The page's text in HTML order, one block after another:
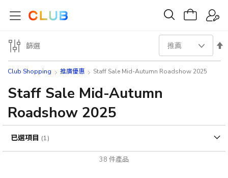
Club Shopping 推廣優惠 Staff Sale Mid-Autumn Roadshow 2025
Staff Sale Mid-Autumn
Roadshow 2025
38 件產品
設
向
篩選
已選項目